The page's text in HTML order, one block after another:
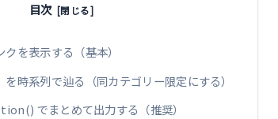
目次
を表示する（基本）
時系列で辿る（同カテゴリー限定にする）
でまとめて出力する（推奨）